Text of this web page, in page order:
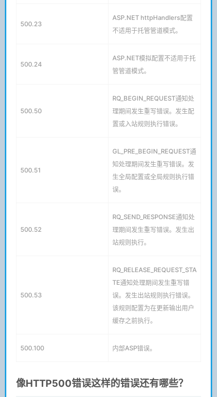
500.23
ASP.NET httpHandlers配置
不适用于托管管道模式。
500.24
ASP.NET模拟配置不适用于托
管管道模式。
500.50
RQ_BEGIN_REQUEST通知处
理期间发生重写错误。发生配
置或入站规则执行错误。
500.51
GL_PRE_BEGIN_REQUEST通
知处理期间发生重写错误。发
生全局配置或全局规则执行错
误。
500.52
RQ_SEND_RESPONSE通知处
理期间发生重写错误。发生出
站规则执行。
500.53
RQ_RELEASE_REQUEST_STA
TE通知处理期间发生重写错
误。发生出站规则执行错误。
该规则配置为在更新输出用户
缓存之前执行。
500.100 内部ASP错误。
像HTTP500错误这样的错误还有哪些？